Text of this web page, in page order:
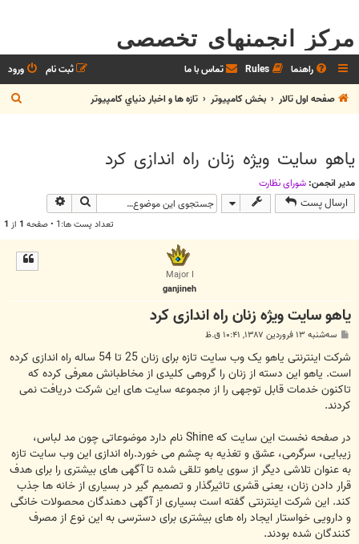
مرکز انجمنهای تخصصی
راهنما Rules تماس با ما ورود
ثبت نام
صفحه اول تالار
بخش كامپيوتر تازه ها و اخبار دنياي کامپيوتر
س
یاهو سایت ویژه زنان راه اندازی کرد
مدیر انجمن: شوراي نظارت
ارسال پست جستجو
تعداد پست ها:1 • صفحه 1 از 1
Major I
ganjineh
یاهو سایت ویژه زنان راه اندازی کرد
ت
سه‌شنبه ۱۳ فروردین ۱۳۸۷, ۱۰:۴۱ ق.ظ
شرکت اینترنتی یاهو یک وب سایت تازه برای زنان 25 تا 54 ساله راه اندازی کرده
است. یاهو این دسته از زنان را گروهی کلیدی از مخاطبانش معرفی کرده که
تاکنون خدمات قابل توجهی را از مجموعه سایت های این شرکت دریافت نمی
کردند.
در صفحه نخست این سایت که Shine نام دارد موضوعاتی چون مد لباس،
زیبایی، سرگرمی، عشق و تغذیه به چشم می خورد.راه اندازی این وب سایت تازه
به عنوان تلاشی دیگر از سوی یاهو تلقی شده تا آگهی های بیشتری را برای هدف
قرار دادن زنان، یعنی قشری تاثیرگذار و تصمیم گیر در بسیاری از خانه ها جذب
کند. این شرکت اینترنتی گفته است بسیاری از آگهی دهندگان محصولات خانگی
و دارویی خواستار ایجاد راه های بیشتری برای دسترسی به این نوع از مصرف
کنندگان شده بودند.